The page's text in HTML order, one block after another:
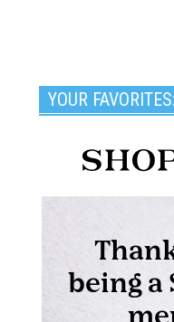
YOUR FAVORITES: